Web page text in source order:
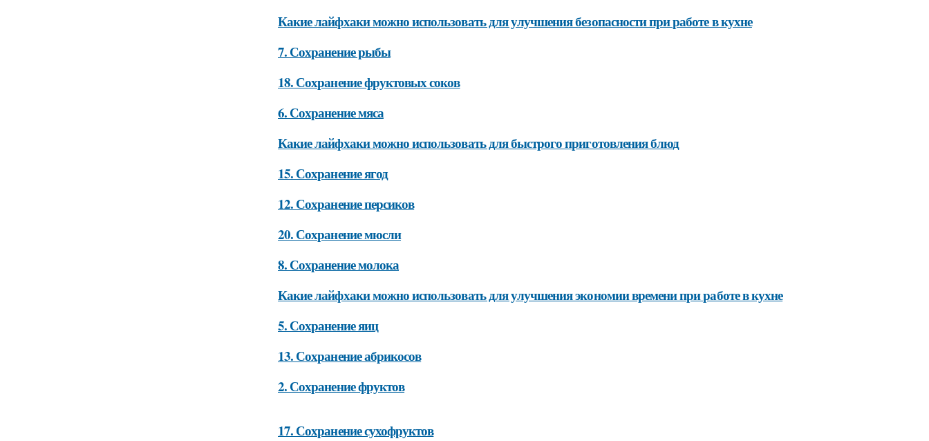
Какие лайфхаки можно использовать для улучшения безопасности при работе в кухне
7. Сохранение рыбы
18. Сохранение фруктовых соков
6. Сохранение мяса
Какие лайфхаки можно использовать для быстрого приготовления блюд
15. Сохранение ягод
12. Сохранение персиков
20. Сохранение мюсли
8. Сохранение молока
Какие лайфхаки можно использовать для улучшения экономии времени при работе в кухне
5. Сохранение яиц
13. Сохранение абрикосов
2. Сохранение фруктов
17. Сохранение сухофруктов